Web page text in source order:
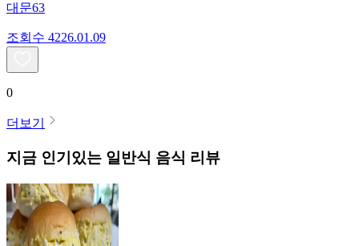
대문63
조회수 4226.01.09
0
더보기
지금 인기있는 일반식 음식 리뷰